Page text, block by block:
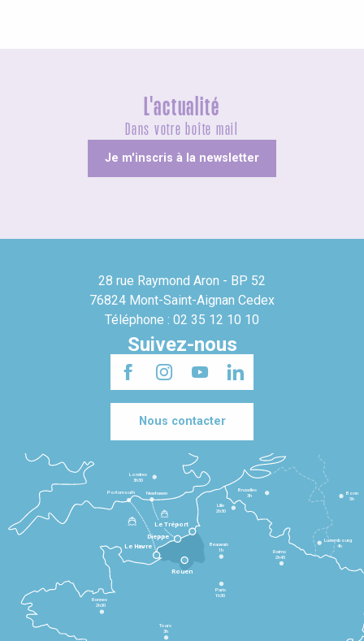
L'actualité
Dans votre boîte mail
Je m'inscris à la newsletter
28 rue Raymond Aron - BP 52
76824 Mont-Saint-Aignan Cedex
Téléphone : 02 35 12 10 10
Suivez-nous
Nous contacter
Le Havre
Dieppe
Le Tréport
Rennes
2h30
Tours
3h
Paris
1h30
Beauvais
1h
Reims
2h45
Lille
2h30
Bruxelles
3h
Londres
3h30
Newhaven
Portsmouth
Bonn
5h
Luxembourg
4h
Rouen